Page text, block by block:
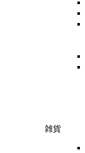
雑貨